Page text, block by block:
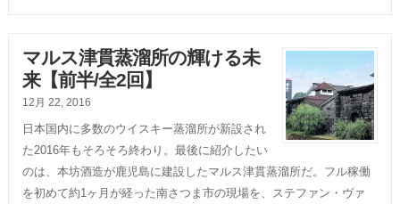
マルス津貫蒸溜所の輝ける未
来【前半/全2回】
12月 22, 2016
日本国内に多数のウイスキー蒸溜所が新設され
た2016年もそろそろ終わり。最後に紹介したい
のは、本坊酒造が鹿児島に建設したマルス津貫蒸溜所だ。フル稼働
を初めて約1ヶ月が経った南さつま市の現場を、ステファン・ヴァ